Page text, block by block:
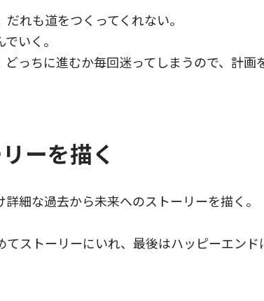
れも道をつくってくれない。
いく。
っちに進むか毎回迷ってしまうので、計画
ーを描く
細な過去から未来へのストーリーを描く。
てストーリーにいれ、最後はハッピーエン